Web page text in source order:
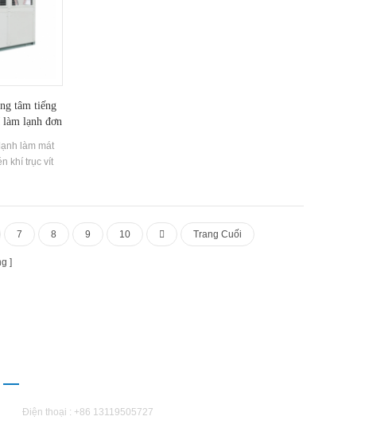
tâm tiếng
lạnh đơn
làm mát
khí trục vít
hiệu nổi
phù hợp cho
và sưởi ấm.
7 8 9 10 Trang Cuối
Điện thoại : +86 13119505727